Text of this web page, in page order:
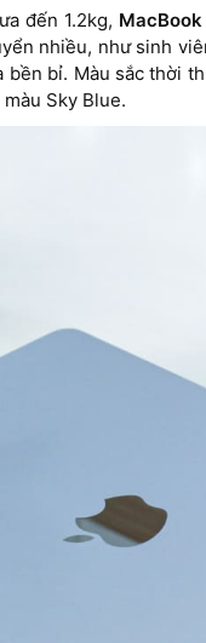
đến 1.2kg,
nhiều, như sinh
bỉ. Màu sắc thời
Sky Blue.